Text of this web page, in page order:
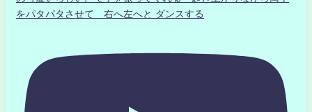
をパタパタさせて 右へ左へと ダンスする